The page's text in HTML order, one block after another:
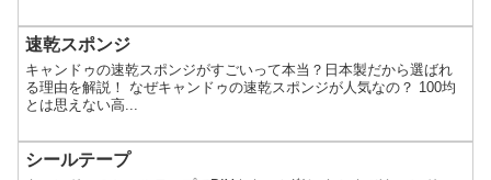
速乾スポンジ
キャンドゥの速乾スポンジがすごいって本当？日本製だから選ばれ
る理由を解説！ なぜキャンドゥの速乾スポンジが人気なの？ 100均
とは思えない高...
シールテープ